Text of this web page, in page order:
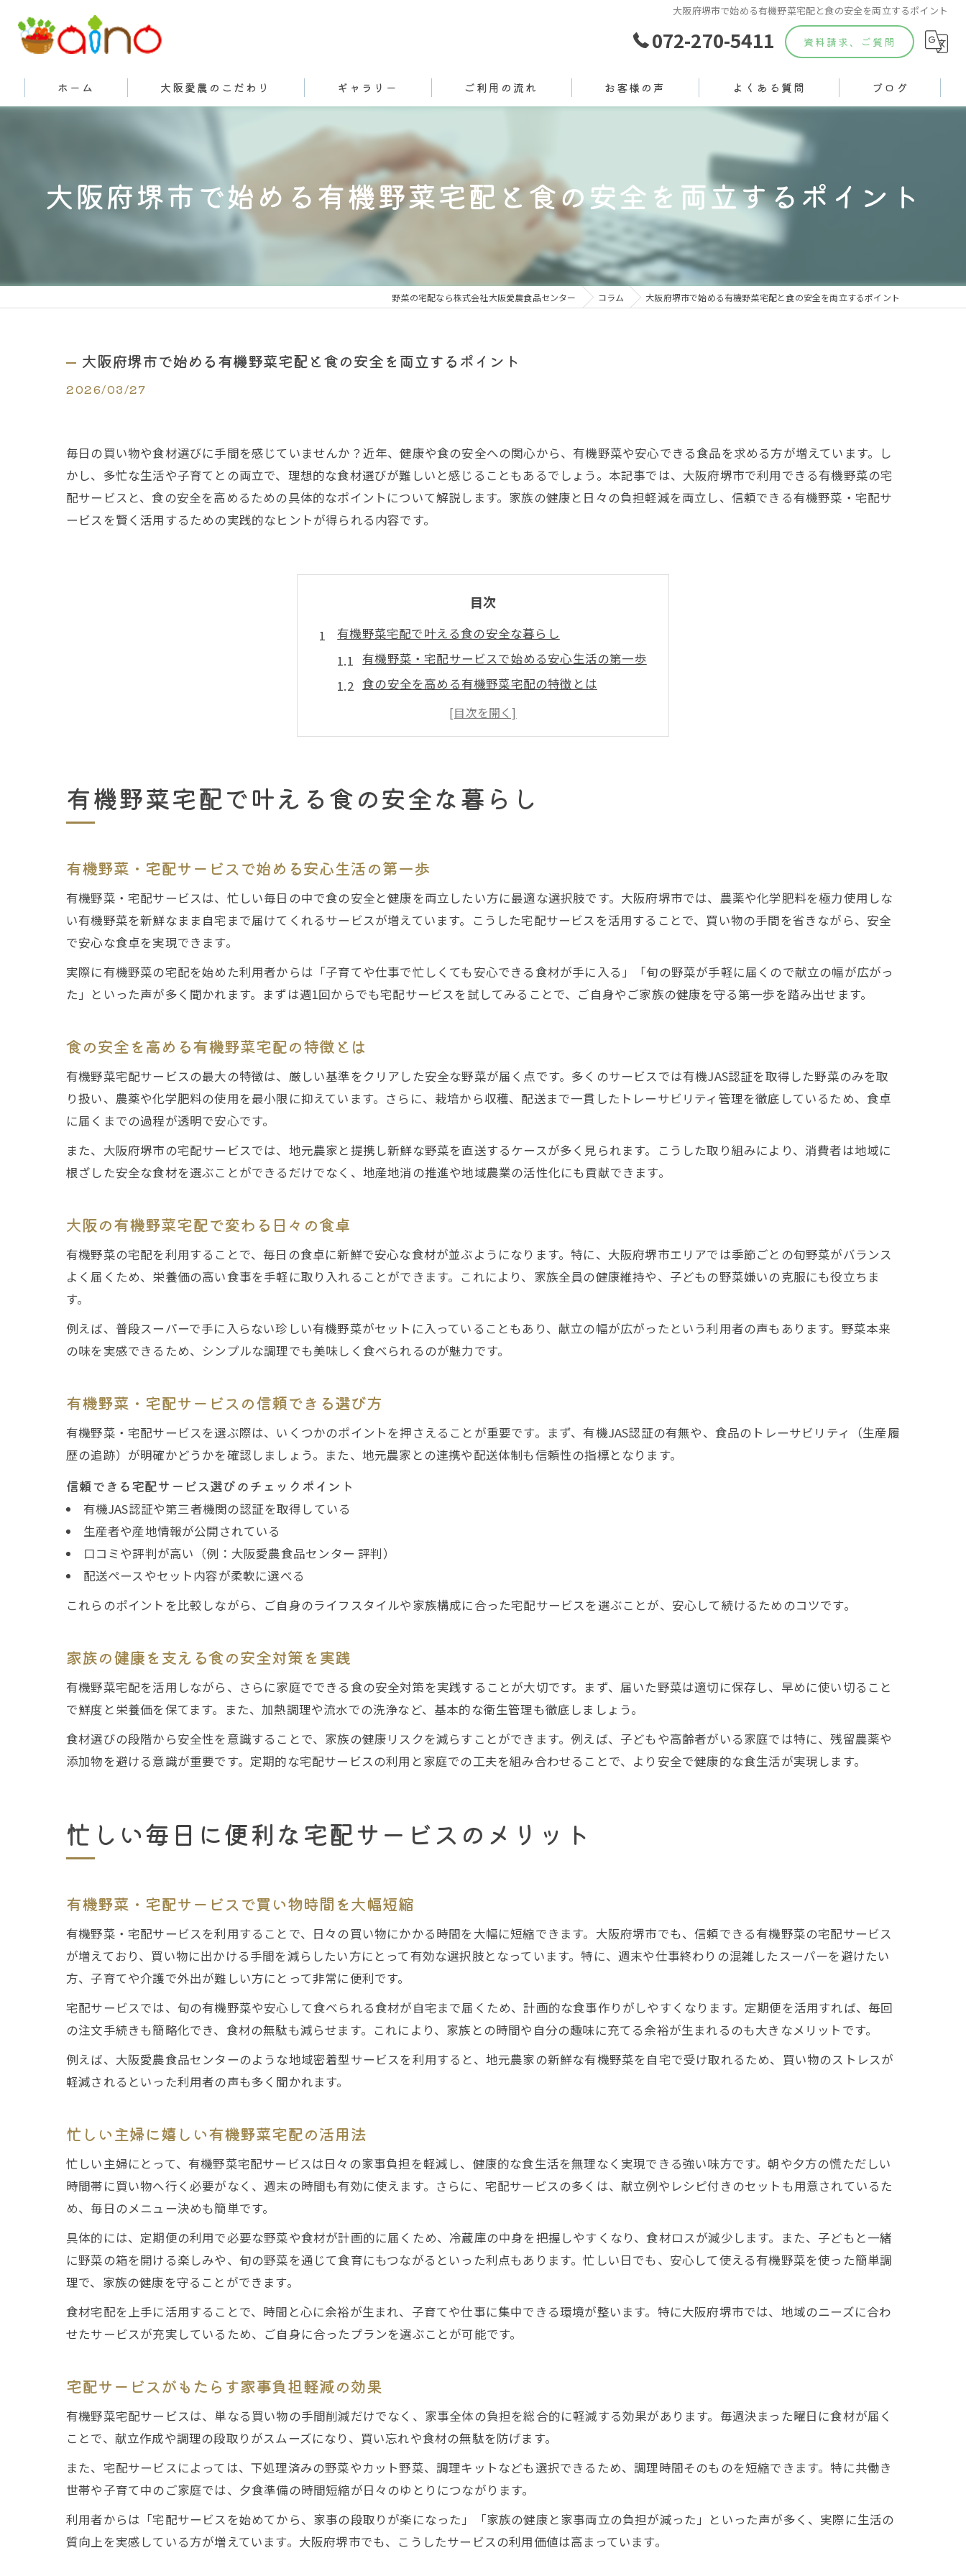
大阪府堺市で始める有機野菜宅配と食の安全を両立するポイント
072-270-5411 資料請求、ご質問
ホーム 大阪愛農のこだわり
有機栽培とは
ギャラリー ご利用の流れ お客様の声 よくある質問 ブログ
大阪府堺市で始める有機野菜宅配と食の安全を両立するポイント
野菜の宅配なら株式会社大阪愛農食品センター コラム 大阪府堺市で始める有機野菜宅配と食の安全を両立するポイント
大阪府堺市で始める有機野菜宅配と食の安全を両立するポイント
2026/03/27
毎日の買い物や食材選びに手間を感じていませんか？近年、健康や食の安全への関心から、有機野菜や安心できる食品を求める方が増えています。し
かし、多忙な生活や子育てとの両立で、理想的な食材選びが難しいと感じることもあるでしょう。本記事では、大阪府堺市で利用できる有機野菜の宅
配サービスと、食の安全を高めるための具体的なポイントについて解説します。家族の健康と日々の負担軽減を両立し、信頼できる有機野菜・宅配サ
ービスを賢く活用するための実践的なヒントが得られる内容です。
目次
有機野菜宅配で叶える食の安全な暮らし
有機野菜・宅配サービスで始める安心生活の第一歩
食の安全を高める有機野菜宅配の特徴とは
大阪の有機野菜宅配で変わる日々の食卓
有機野菜・宅配サービスの信頼できる選び方
忙しい毎日に便利な宅配サービスのメリット
有機野菜・宅配サービスで買い物時間を大幅短縮
宅配サービスがもたらす家事負担軽減の効果
宅配サービスで食の安全意識を日常へ
堺市で注目される宅配サービスの特徴を紹介
家族の健康守る食材選びのポイント紹介
家族の健康を支える有機野菜宅配のメリット
無農薬野菜を自宅へ届ける安心の方法
有機野菜・宅配サービスで無農薬野菜生活を実現
宅配で届く農薬不使用野菜の安心ポイント
自宅で受け取る有機野菜の魅力と注意点
有機野菜・宅配サービスの最新トレンド紹介
食の安全強化へ向けた宅配サービスの工夫
宅配野菜で実現する安心と安全への取り組み
有機野菜宅配で叶える食の安全な暮らし
有機野菜・宅配サービスで始める安心生活の第一歩
有機野菜・宅配サービスは、忙しい毎日の中で食の安全と健康を両立したい方に最適な選択肢です。大阪府堺市では、農薬や化学肥料を極力使用しな
い有機野菜を新鮮なまま自宅まで届けてくれるサービスが増えています。こうした宅配サービスを活用することで、買い物の手間を省きながら、安全
で安心な食卓を実現できます。
実際に有機野菜の宅配を始めた利用者からは「子育てや仕事で忙しくても安心できる食材が手に入る」「旬の野菜が手軽に届くので献立の幅が広がっ
た」といった声が多く聞かれます。まずは週1回からでも宅配サービスを試してみることで、ご自身やご家族の健康を守る第一歩を踏み出せます。
食の安全を高める有機野菜宅配の特徴とは
有機野菜宅配サービスの最大の特徴は、厳しい基準をクリアした安全な野菜が届く点です。多くのサービスでは有機JAS認証を取得した野菜のみを取
り扱い、農薬や化学肥料の使用を最小限に抑えています。さらに、栽培から収穫、配送まで一貫したトレーサビリティ管理を徹底しているため、食卓
に届くまでの過程が透明で安心です。
また、大阪府堺市の宅配サービスでは、地元農家と提携し新鮮な野菜を直送するケースが多く見られます。こうした取り組みにより、消費者は地域に
根ざした安全な食材を選ぶことができるだけでなく、地産地消の推進や地域農業の活性化にも貢献できます。
大阪の有機野菜宅配で変わる日々の食卓
有機野菜の宅配を利用することで、毎日の食卓に新鮮で安心な食材が並ぶようになります。特に、大阪府堺市エリアでは季節ごとの旬野菜がバランス
よく届くため、栄養価の高い食事を手軽に取り入れることができます。これにより、家族全員の健康維持や、子どもの野菜嫌いの克服にも役立ちま
す。
例えば、普段スーパーで手に入らない珍しい有機野菜がセットに入っていることもあり、献立の幅が広がったという利用者の声もあります。野菜本来
の味を実感できるため、シンプルな調理でも美味しく食べられるのが魅力です。
有機野菜・宅配サービスの信頼できる選び方
有機野菜・宅配サービスを選ぶ際は、いくつかのポイントを押さえることが重要です。まず、有機JAS認証の有無や、食品のトレーサビリティ（生産履
歴の追跡）が明確かどうかを確認しましょう。また、地元農家との連携や配送体制も信頼性の指標となります。
信頼できる宅配サービス選びのチェックポイント
有機JAS認証や第三者機関の認証を取得している
生産者や産地情報が公開されている
口コミや評判が高い（例：大阪愛農食品センター 評判）
配送ペースやセット内容が柔軟に選べる
これらのポイントを比較しながら、ご自身のライフスタイルや家族構成に合った宅配サービスを選ぶことが、安心して続けるためのコツです。
家族の健康を支える食の安全対策を実践
有機野菜宅配を活用しながら、さらに家庭でできる食の安全対策を実践することが大切です。まず、届いた野菜は適切に保存し、早めに使い切ること
で鮮度と栄養価を保てます。また、加熱調理や流水での洗浄など、基本的な衛生管理も徹底しましょう。
食材選びの段階から安全性を意識することで、家族の健康リスクを減らすことができます。例えば、子どもや高齢者がいる家庭では特に、残留農薬や
添加物を避ける意識が重要です。定期的な宅配サービスの利用と家庭での工夫を組み合わせることで、より安全で健康的な食生活が実現します。
忙しい毎日に便利な宅配サービスのメリット
有機野菜・宅配サービスで買い物時間を大幅短縮
有機野菜・宅配サービスを利用することで、日々の買い物にかかる時間を大幅に短縮できます。大阪府堺市でも、信頼できる有機野菜の宅配サービス
が増えており、買い物に出かける手間を減らしたい方にとって有効な選択肢となっています。特に、週末や仕事終わりの混雑したスーパーを避けたい
方、子育てや介護で外出が難しい方にとって非常に便利です。
宅配サービスでは、旬の有機野菜や安心して食べられる食材が自宅まで届くため、計画的な食事作りがしやすくなります。定期便を活用すれば、毎回
の注文手続きも簡略化でき、食材の無駄も減らせます。これにより、家族との時間や自分の趣味に充てる余裕が生まれるのも大きなメリットです。
例えば、大阪愛農食品センターのような地域密着型サービスを利用すると、地元農家の新鮮な有機野菜を自宅で受け取れるため、買い物のストレスが
軽減されるといった利用者の声も多く聞かれます。
忙しい主婦に嬉しい有機野菜宅配の活用法
忙しい主婦にとって、有機野菜宅配サービスは日々の家事負担を軽減し、健康的な食生活を無理なく実現できる強い味方です。朝や夕方の慌ただしい
時間帯に買い物へ行く必要がなく、週末の時間も有効に使えます。さらに、宅配サービスの多くは、献立例やレシピ付きのセットも用意されているた
め、毎日のメニュー決めも簡単です。
具体的には、定期便の利用で必要な野菜や食材が計画的に届くため、冷蔵庫の中身を把握しやすくなり、食材ロスが減少します。また、子どもと一緒
に野菜の箱を開ける楽しみや、旬の野菜を通じて食育にもつながるといった利点もあります。忙しい日でも、安心して使える有機野菜を使った簡単調
理で、家族の健康を守ることができます。
食材宅配を上手に活用することで、時間と心に余裕が生まれ、子育てや仕事に集中できる環境が整います。特に大阪府堺市では、地域のニーズに合わ
せたサービスが充実しているため、ご自身に合ったプランを選ぶことが可能です。
宅配サービスがもたらす家事負担軽減の効果
有機野菜宅配サービスは、単なる買い物の手間削減だけでなく、家事全体の負担を総合的に軽減する効果があります。毎週決まった曜日に食材が届く
ことで、献立作成や調理の段取りがスムーズになり、買い忘れや食材の無駄を防げます。
また、宅配サービスによっては、下処理済みの野菜やカット野菜、調理キットなども選択できるため、調理時間そのものを短縮できます。特に共働き
世帯や子育て中のご家庭では、夕食準備の時間短縮が日々のゆとりにつながります。
利用者からは「宅配サービスを始めてから、家事の段取りが楽になった」「家族の健康と家事両立の負担が減った」といった声が多く、実際に生活の
質向上を実感している方が増えています。大阪府堺市でも、こうしたサービスの利用価値は高まっています。